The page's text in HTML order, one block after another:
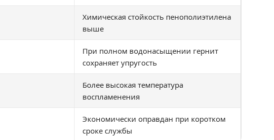
Химическая стойкость пенополиэтилена
выше
При полном водонасыщении гернит
сохраняет упругость
Более высокая температура
воспламенения
Экономически оправдан при коротком
сроке службы